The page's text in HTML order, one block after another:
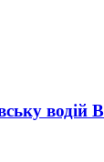
водій